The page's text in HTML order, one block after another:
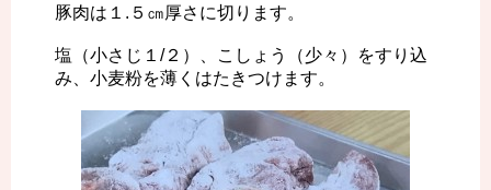
豚肉は１.５㎝厚さに切ります。
塩（小さじ１/２）、こしょう（少々）をすり込
み、小麦粉を薄くはたきつけます。